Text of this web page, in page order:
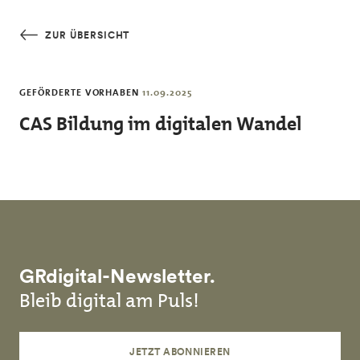
ZUR ÜBERSICHT
GEFÖRDERTE VORHABEN 11.09.2025
CAS Bildung im digitalen Wandel
GRdigital-Newsletter.
Bleib digital am Puls!
JETZT ABONNIEREN